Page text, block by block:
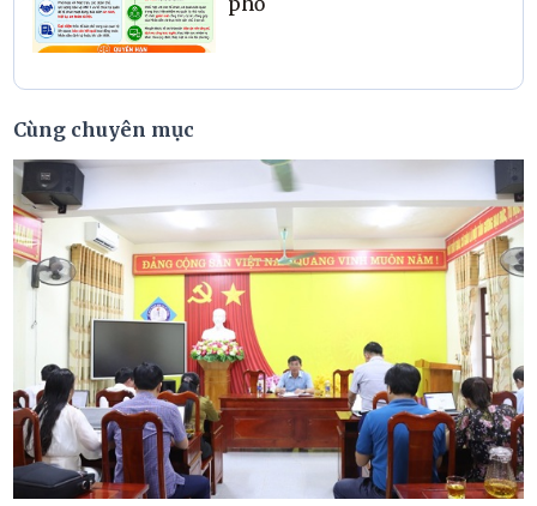
Cùng chuyên mục